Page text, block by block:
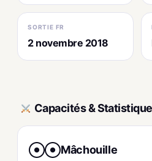
SORTIE FR
2 novembre 2018
Capacités &
● ● Mâchouille